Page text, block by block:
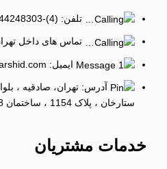
تلفن: (4)-44248303-021
تماس های داخل
ایمیل: Info@Zibatarshid.com
آدرس: تهران، صادقیه ،
ستارخان ، پلاک 1154 ، ساختمان 1008 ، طبقه دوم ، واحد 8
خدمات مشتریان